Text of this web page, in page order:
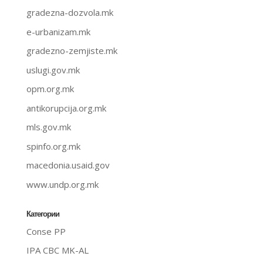
gradezna-dozvola.mk
e-urbanizam.mk
gradezno-zemjiste.mk
uslugi.gov.mk
opm.org.mk
antikorupcija.org.mk
mls.gov.mk
spinfo.org.mk
macedonia.usaid.gov
www.undp.org.mk
Категории
Conse PP
IPA CBC MK-AL